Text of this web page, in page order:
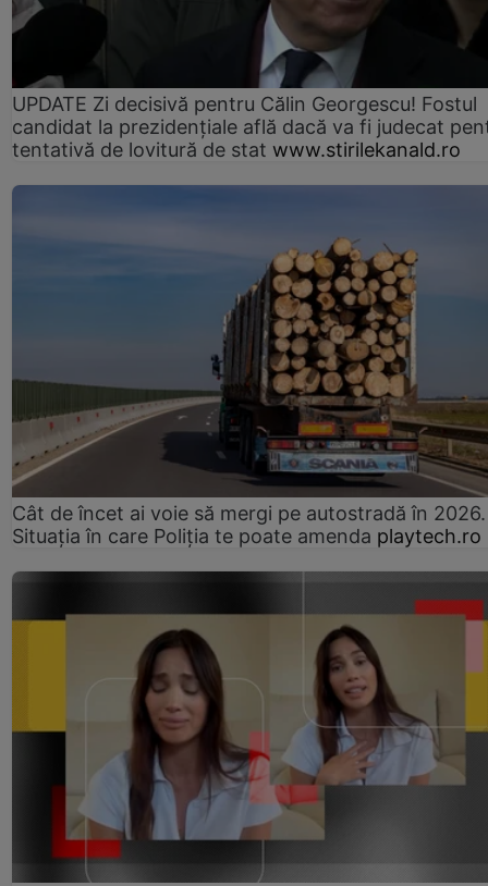
UPDATE Zi decisivă pentru Călin Georgescu! Fostul
candidat la prezidențiale află dacă va fi judecat
tentativă de lovitură de stat www.stirilekanald.ro
Cât de încet ai voie să mergi pe autostradă în 2026.
Situația în care Poliția te poate amenda playtech.ro